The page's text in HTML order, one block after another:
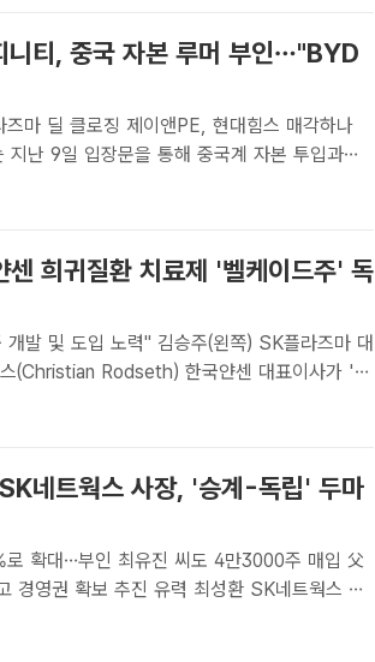
니티, 중국 자본 루머 부인…"BYD
마 딜 클로징 제이앤PE, 현대힘스 매각하나
지난 9일 입장문을 통해 중국계 자본 투입과
고 나섰다. /어피니티[더팩트ㅣ이한림 기자] 국
센 희귀질환 치료제 '벨케이드주' 독
" 김승주(왼쪽) SK플라즈마 대
(Christian Rodseth) 한국얀센 대표이사가 '벨
계약 체결식에서 기념사진을 촬영하고 있다.
네트웍스 사장, '승계-독립' 두마
확대…부인 최유진 씨도 4만3000주 매입 父
추진 유력 최성환 SK네트웍스 사
며 경영승계 작업을 순조롭게 이어간다는 관